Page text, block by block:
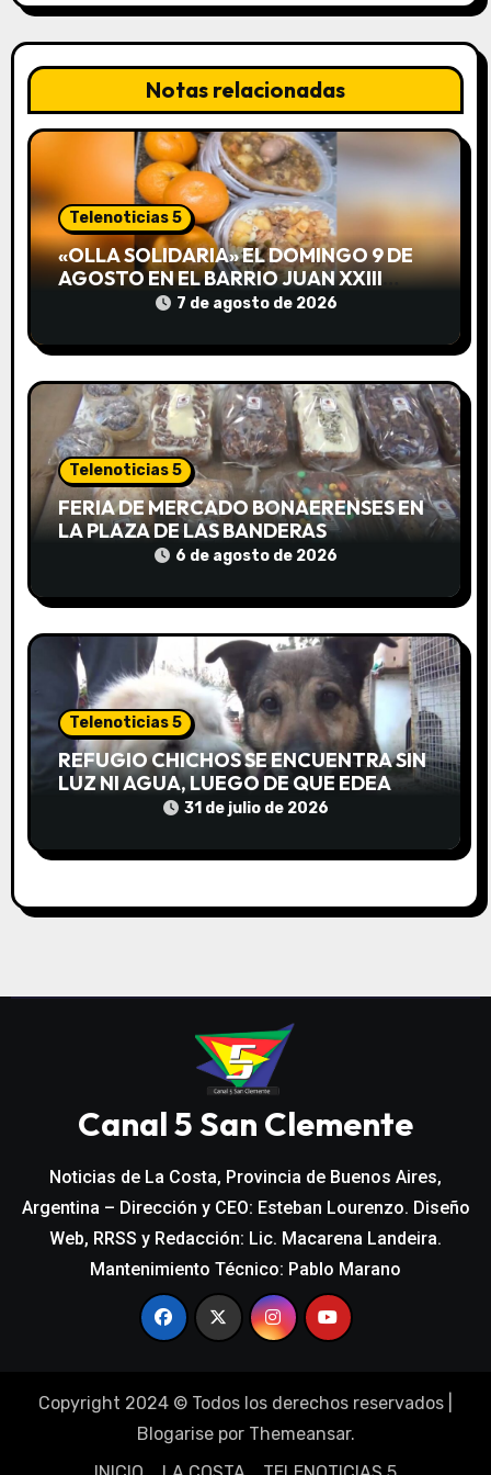
c
ó
n
d
e
n
r
a
a
s
Notas relacionadas
Telenoticias 5
«OLLA SOLIDARIA» EL DOMINGO 9 DE
AGOSTO EN EL BARRIO JUAN XXIII
DESDE LAS 13 HS7 de agosto de 2026
Telenoticias 5
FERIA DE MERCADO BONAERENSES EN
LA PLAZA DE LAS BANDERAS
6 de agosto de 2026
Telenoticias 5
REFUGIO CHICHOS SE ENCUENTRA SIN
LUZ NI AGUA, LUEGO DE QUE EDEA
CORTARA EL SUMINISTRO SIN AVISO
31 de julio de 2026
Canal 5 San Clemente
Noticias de La Costa, Provincia de Buenos Aires,
Argentina – Dirección y CEO: Esteban Lourenzo. Diseño
Web, RRSS y Redacción: Lic. Macarena Landeira.
Mantenimiento Técnico: Pablo Marano
Copyright 2024 © Todos los derechos reservados
Blogarisepor Themeansar.